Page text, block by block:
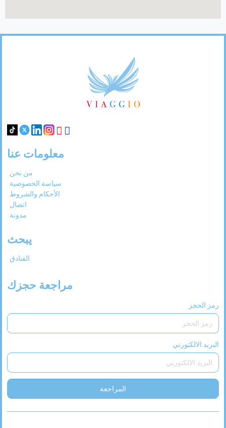
معلومات عنا
من نحن
سياسة الخصوصية
الأحكام والشروط
اتصال
مدونة
يبحث
الفنادق
مراجعة حجزك
رمز الحجز
البريد الالكتورني
المراجعة